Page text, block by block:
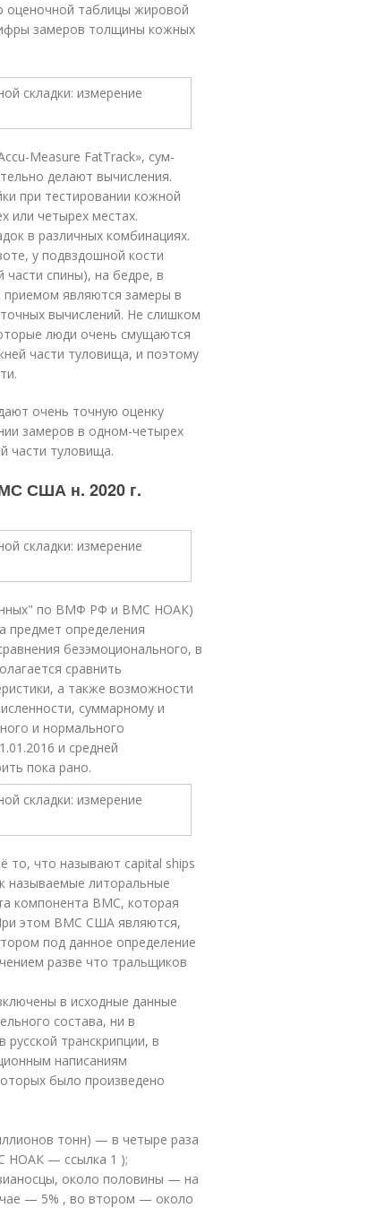
оценочной таблицы жировой
замеров толщины кожных
Measure FatTrack», сум-
делают вычисления.
при тестировании кожной
или четырех местах.
в различных комбинациях.
у подвздошной кости
части спины), на бедре, в
являются замеры в
вычислений. Не слишком
люди очень смущаются
части туловища, и поэтому
очень точную оценку
замеров в одном-четырех
части туловища.
США н. 2020 г.
по ВМФ РФ и ВМС НОАК)
предмет определения
безэмоционального, в
сравнить
а также возможности
суммарному и
и нормального
и средней
пока рано.
то, что называют capital ships
называемые литоральные
компонента ВМС, которая
этом ВМС США являются,
под данное определение
разве что тральщиков
в исходные данные
состава, ни в
транскрипции, в
написаниям
было произведено
тонн) — в четыре раза
НОАК — ссылка 1 );
около половины — на
— 5% , во втором — около